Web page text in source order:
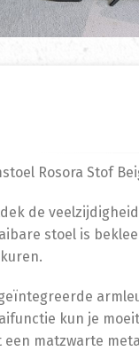
Rosora Stof
de
stoel is
kun je
een matzwarte